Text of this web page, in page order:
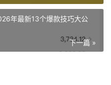
年最新13个爆款技巧大公
下一篇 »